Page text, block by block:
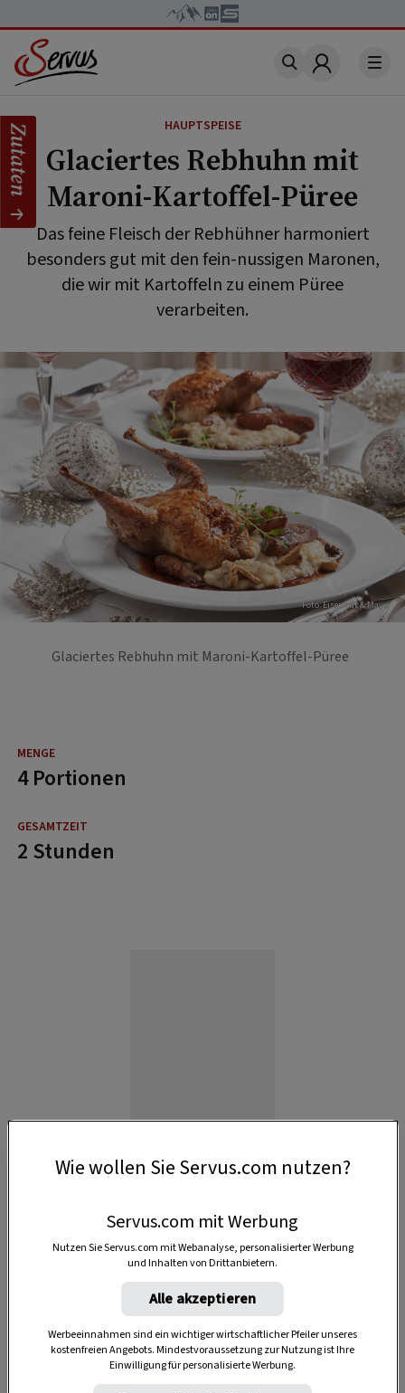
Account
HAUPTSPEISE
Glaciertes Rebhuhn mit
Maroni-Kartoffel-Püree
Das feine Fleisch der Rebhühner harmoniert
besonders gut mit den fein-nussigen Maronen,
die wir mit Kartoffeln zu einem Püree
verarbeiten.
Foto: Eisenhut & Mayer
Glaciertes Rebhuhn mit Maroni-Kartoffel-Püree
4 Portionen
2 Stunden
Anzeige
Zutaten
Wie wollen Sie Servus.com nutzen?
Servus.com mit Werbung
Nutzen Sie Servus.com mit Webanalyse, personalisierter Werbung
und Inhalten von Drittanbietern.
Alle akzeptieren
Werbeeinnahmen sind ein wichtiger wirtschaftlicher Pfeiler unseres
kostenfreien Angebots. Mindestvoraussetzung zur Nutzung ist Ihre
Einwilligung für personalisierte Werbung.